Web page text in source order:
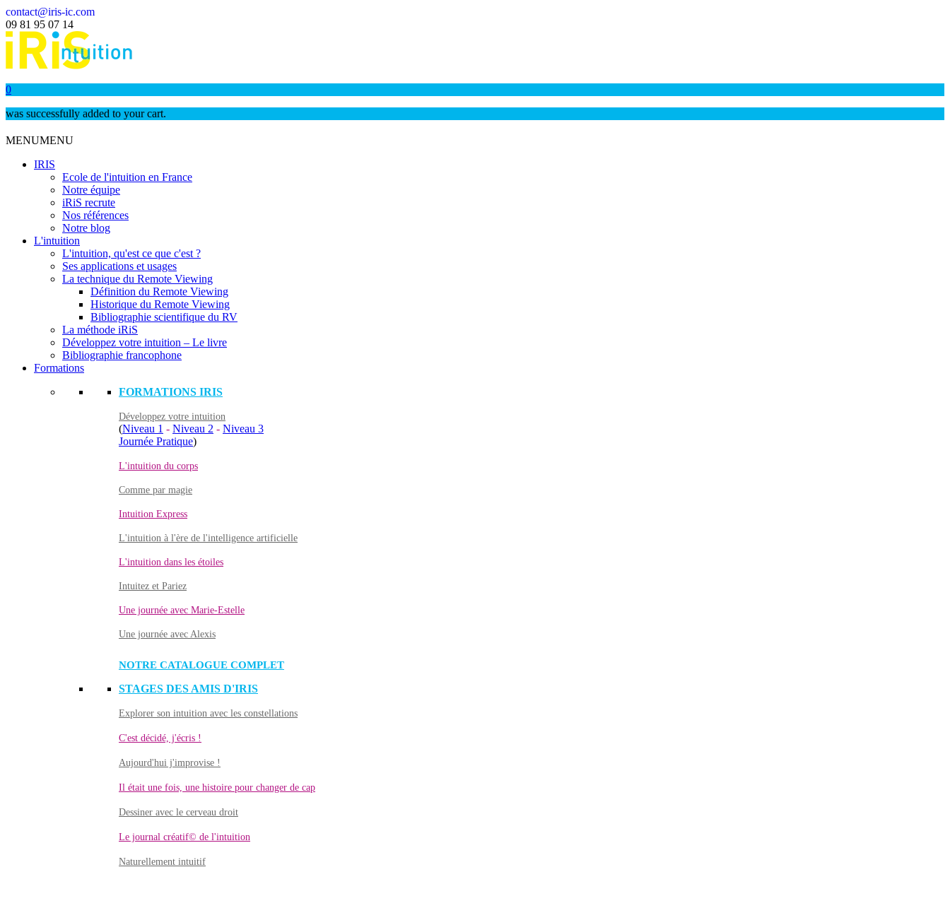
contact@iris-ic.com
09 81 95 07 14
0
was successfully added to your cart.
MENUMENU
IRIS
Ecole de l'intuition en France
Notre équipe
iRiS recrute
Nos références
Notre blog
L'intuition
L'intuition, qu'est ce que c'est ?
Ses applications et usages
La technique du Remote Viewing
Définition du Remote Viewing
Historique du Remote Viewing
Bibliographie scientifique du RV
La méthode iRiS
Développez votre intuition – Le livre
Bibliographie francophone
Formations
FORMATIONS IRIS
Développez votre intuition
(Niveau 1 - Niveau 2 - Niveau 3
Journée Pratique)
L'intuition du corps
Comme par magie
Intuition Express
L'intuition à l'ère de l'intelligence artificielle
L'intuition dans les étoiles
Intuitez et Pariez
Une journée avec Marie-Estelle
Une journée avec Alexis
NOTRE CATALOGUE COMPLET
STAGES DES AMIS D'IRIS
Explorer son intuition avec les constellations
C'est décidé, j'écris !
Aujourd'hui j'improvise !
Il était une fois, une histoire pour changer de cap
Dessiner avec le cerveau droit
Le journal créatif© de l'intuition
Naturellement intuitif